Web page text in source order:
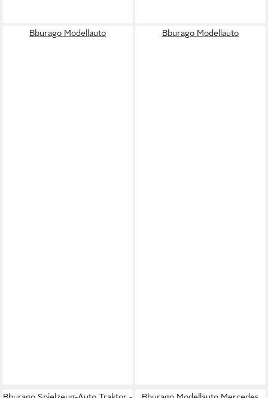
Bburago Modellauto Bburago Modellauto